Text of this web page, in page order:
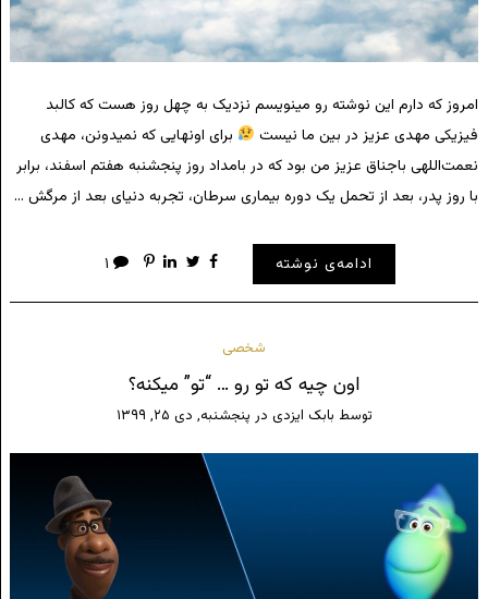
امروز که دارم این نوشته رو مینویسم نزدیک به چهل روز هست که کالبد
فیزیکی مهدی عزیز در بین ما نیست
برای اونهایی که نمیدونن، مهدی
نعمت‌اللهی باجناق عزیز من بود که در بامداد روز پنجشنبه هفتم اسفند، برابر
با روز پدر، بعد از تحمل یک دوره بیماری سرطان، تجربه دنیای بعد از مرگش …
ادامه‌ی نوشته ۱
شخصی
اون چیه که تو رو … “تو” میکنه؟
توسط بابک ایزدی در پنجشنبه, دی ۲۵, ۱۳۹۹